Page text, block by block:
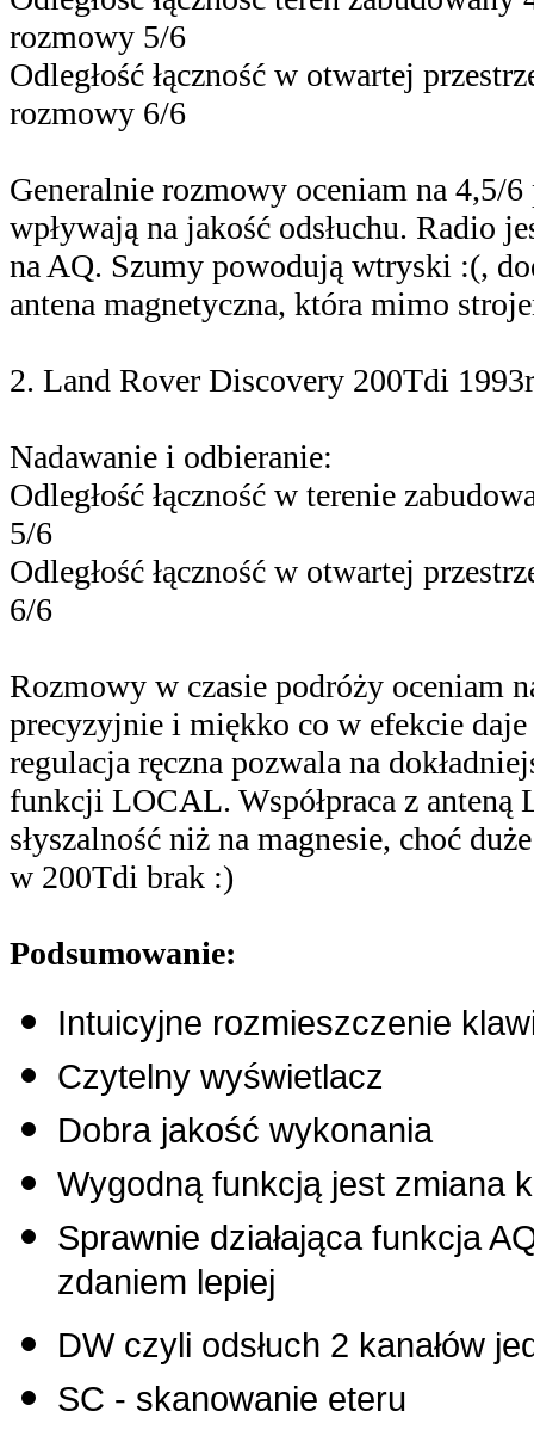
rozmowy 5/6
Odległość łączność w otwartej
rozmowy 6/6
Generalnie rozmowy oceniam na 4,5/
wpływają na jakość odsłuchu. Radio
na AQ. Szumy powodują wtryski :(,
antena magnetyczna, która mimo
2. Land Rover Discovery 200Tdi
Nadawanie i odbieranie:
Odległość łączność w terenie
5/6
Odległość łączność w otwartej
6/6
Rozmowy w czasie podróży oceniam
precyzyjnie i miękko co w efekcie
regulacja ręczna pozwala na
funkcji LOCAL. Współpraca z anteną
słyszalność niż na magnesie, choć
w 200Tdi brak :)
Podsumowanie:
Intuicyjne rozmieszczenie
Czytelny wyświetlacz
Dobra jakość wykonania
Wygodną funkcją jest zmiana
Sprawnie działająca funkcja
zdaniem lepiej
DW czyli odsłuch 2 kanałów
SC - skanowanie eteru